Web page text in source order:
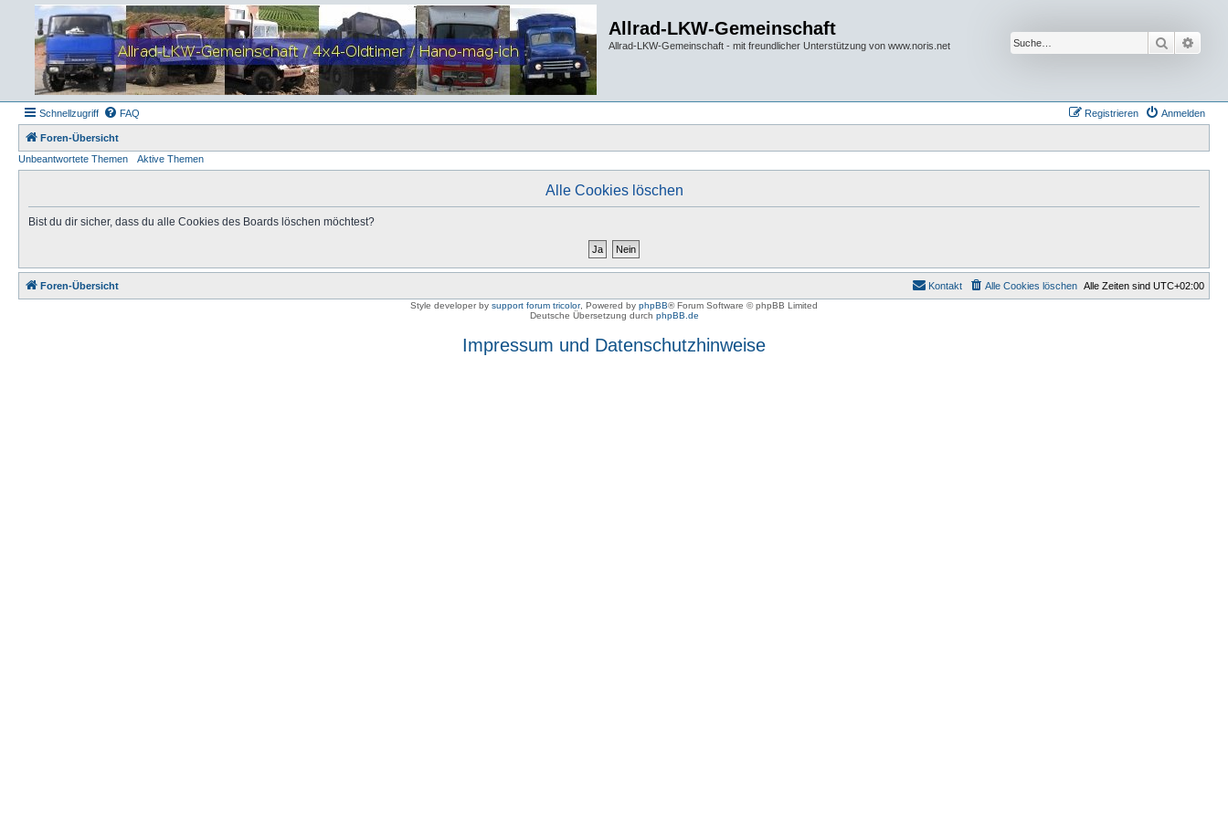
Allrad-LKW-Gemeinschaft
Allrad-LKW-Gemeinschaft - mit freundlicher Unterstützung von www.noris.net Suche
Schnellzugriff FAQ Anmelden
Registrieren
Foren-Übersicht
Unbeantwortete Themen
Aktive Themen
Alle Cookies löschen
Bist du dir sicher, dass du alle Cookies des Boards löschen möchtest?
Foren-Übersicht Alle Zeiten sind UTC+02:00
Alle Cookies löschen
Kontakt
Style developer by support forum tricolor, Powered by phpBB® Forum Software © phpBB Limited
Deutsche Übersetzung durch phpBB.de
Impressum und Datenschutzhinweise